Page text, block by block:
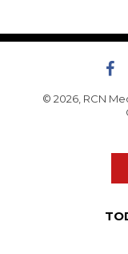
© 2026, RCN